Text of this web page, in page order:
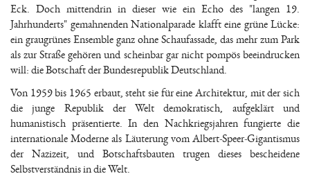
Eck. Doch mittendrin in dieser wie ein Echo des "langen 19.
Jahrhunderts" gemahnenden Nationalparade klafft eine grüne Lücke:
ein graugrünes Ensemble ganz ohne Schaufassade, das mehr zum Park
als zur Straße gehören und scheinbar gar nicht pompös beeindrucken
will: die Botschaft der Bundesrepublik Deutschland.
Von 1959 bis 1965 erbaut, steht sie für eine Architektur, mit der sich
die junge Republik der Welt demokratisch, aufgeklärt und
humanistisch präsentierte. In den Nachkriegsjahren fungierte die
internationale Moderne als Läuterung vom Albert-Speer-Gigantismus
der Nazizeit, und Botschaftsbauten trugen dieses bescheidene
Selbstverständnis in die Welt.